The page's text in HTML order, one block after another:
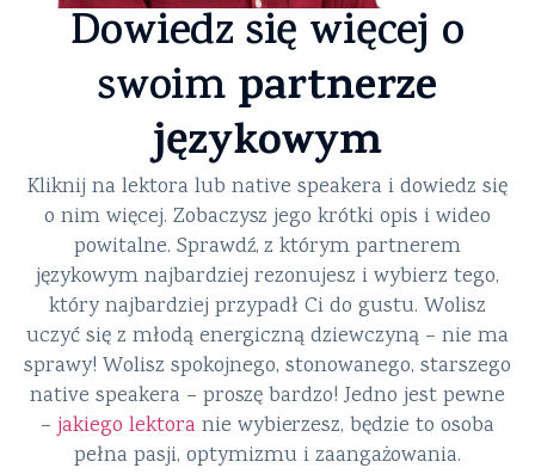
Dowiedz się więcej o
swoimpartnerze
językowym
Kliknij na lektora lub native speakera i dowiedz się
o nim więcej. Zobaczysz jego krótki opis i wideo
powitalne. Sprawdź, z którym partnerem
językowym najbardziej rezonujesz i wybierz tego,
który najbardziej przypadł Ci do gustu. Wolisz
uczyć się z młodą energiczną dziewczyną – nie ma
sprawy! Wolisz spokojnego, stonowanego, starszego
native speakera – proszę bardzo! Jedno jest pewne
–jakiego lektora nie wybierzesz, będzie to osoba
pełna pasji, optymizmu i zaangażowania.